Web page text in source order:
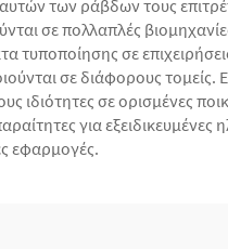
των ράβδων τους
σε πολλαπλές
τυποποίησης σε
σε διάφορους τομείς.
ιδιότητες σε ορισμένες
για εξειδικευμένες
εφαρμογές.